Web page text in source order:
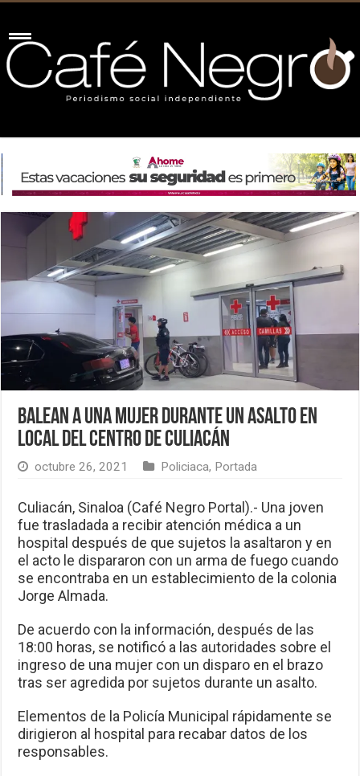
Balean a una mujer durante un asalto en
local del Centro de Culiacán
octubre 26, 2021 Policiaca, Portada
Culiacán, Sinaloa (Café Negro Portal).- Una joven
fue trasladada a recibir atención médica a un
hospital después de que sujetos la asaltaron y en
el acto le dispararon con un arma de fuego cuando
se encontraba en un establecimiento de la colonia
Jorge Almada.
De acuerdo con la información, después de las
18:00 horas, se notificó a las autoridades sobre el
ingreso de una mujer con un disparo en el brazo
tras ser agredida por sujetos durante un asalto.
Elementos de la Policía Municipal rápidamente se
dirigieron al hospital para recabar datos de los
responsables.